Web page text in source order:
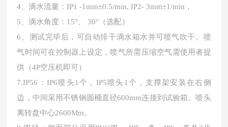
4、滴水流量：IP1 -1mm±0.5/min, IP2- 3mm±1/min，
5、滴水角度：15°、 30°（选配）
6、测试完毕后，可自动排干滴水箱水并可喷气吹干。喷
气时间可在控制器上设定，喷气所需压缩空气需使用者提
供（4P空压机即可）
7.IP56：IP6喷头1个，IP5喷头1个，支撑架安装在右侧
边，中间采用不锈钢圆桶直径600mm连接到试验箱。喷头
离转盘中心2600Mm。